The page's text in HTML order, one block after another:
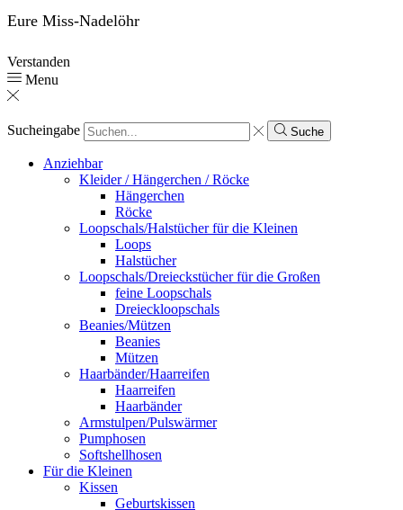
Eure Miss-Nadelöhr
Verstanden
Menu
Sucheingabe Suche
Anziehbar
Kleider / Hängerchen / Röcke
Hängerchen
Röcke
Loopschals/Halstücher für die Kleinen
Loops
Halstücher
Loopschals/Dreieckstücher für die Großen
feine Loopschals
Dreieckloopschals
Beanies/Mützen
Beanies
Mützen
Haarbänder/Haarreifen
Haarreifen
Haarbänder
Armstulpen/Pulswärmer
Pumphosen
Softshellhosen
Für die Kleinen
Kissen
Geburtskissen